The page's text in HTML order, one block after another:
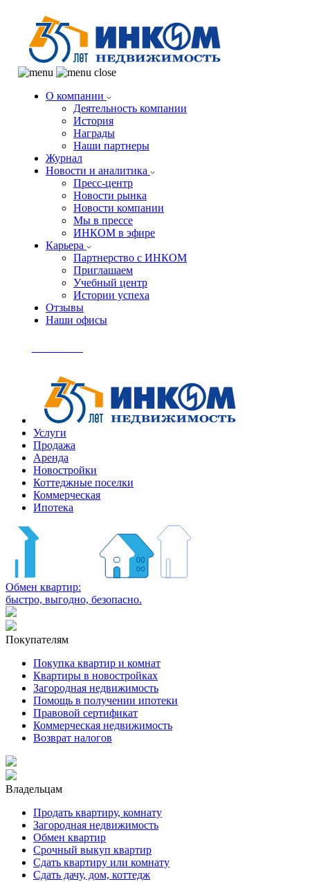
О компании
Деятельность компании
История
Награды
Наши партнеры
Журнал
Новости и аналитика
Пресс-центр
Новости рынка
Новости компании
Мы в прессе
ИНКОМ в эфире
Карьера
Партнерство с ИНКОМ
Приглашаем
Учебный центр
Истории успеха
Отзывы
Наши офисы
Услуги
Продажа
Аренда
Новостройки
Коттеджные поселки
Коммерческая
Ипотека
Обмен квартир:
быстро, выгодно, безопасно.
Покупателям
Покупка квартир и комнат
Квартиры в новостройках
Загородная недвижимость
Помощь в получении ипотеки
Правовой сертификат
Коммерческая недвижимость
Возврат налогов
Владельцам
Продать квартиру, комнату
Загородная недвижимость
Обмен квартир
Срочный выкуп квартир
Сдать квартиру или комнату
Сдать дачу, дом, коттедж